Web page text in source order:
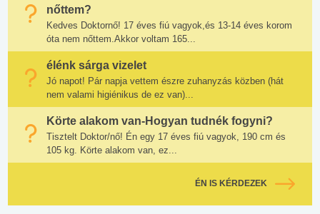
nőttem?
Kedves Doktornő! 17 éves fiú vagyok,és 13-14 éves korom
óta nem nőttem.Akkor voltam 165...
élénk sárga vizelet
Jó napot! Pár napja vettem észre zuhanyzás közben (hát
nem valami higiénikus de ez van)...
Körte alakom van-Hogyan tudnék fogyni?
Tisztelt Doktor/nő! Én egy 17 éves fiú vagyok, 190 cm és
105 kg. Körte alakom van, ez...
ÉN IS KÉRDEZEK